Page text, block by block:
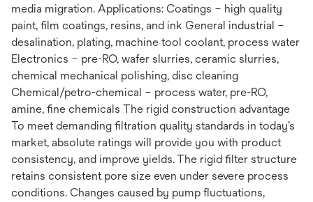
media migration. Applications: Coatings – high quality
paint, film coatings, resins, and ink General industrial –
desalination, plating, machine tool coolant, process water
Electronics – pre-RO, wafer slurries, ceramic slurries,
chemical mechanical polishing, disc cleaning
Chemical/petro-chemical – process water, pre-RO,
amine, fine chemicals The rigid construction advantage
To meet demanding filtration quality standards in today’s
market, absolute ratings will provide you with product
consistency, and improve yields. The rigid filter structure
retains consistent pore size even under severe process
conditions. Changes caused by pump fluctuations,